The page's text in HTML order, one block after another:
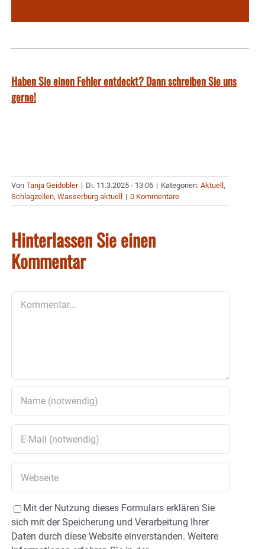
Haben Sie einen Fehler entdeckt? Dann schreiben Sie uns
gerne!
Von Tanja Geidobler | Di. 11.3.2025 - 13:06 | Kategorien: Aktuell ,
Schlagzeilen, Wasserburg aktuell | 0 Kommentare
Hinterlassen Sie einen
Kommentar
Mit der Nutzung dieses Formulars erklären Sie
sich mit der Speicherung und Verarbeitung Ihrer
Daten durch diese Website einverstanden. Weitere